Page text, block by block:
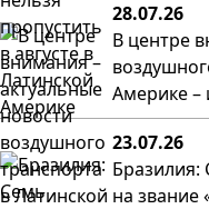
28.07.26
В центре
Америке –
23.07.26
на звание